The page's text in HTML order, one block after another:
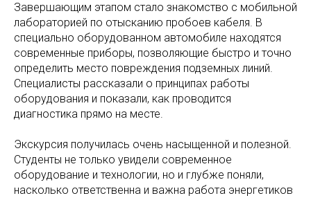
Завершающим этапом стало знакомство с мобильной
лабораторией по отысканию пробоев кабеля. В
специально оборудованном автомобиле находятся
современные приборы, позволяющие быстро и точно
определить место повреждения подземных линий.
Специалисты рассказали о принципах работы
оборудования и показали, как проводится
диагностика прямо на месте.
Экскурсия получилась очень насыщенной и полезной.
Студенты не только увидели современное
оборудование и технологии, но и глубже поняли,
насколько ответственна и важна работа энергетиков